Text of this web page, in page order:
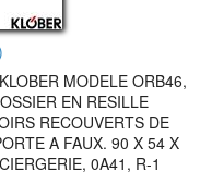
MODELE ORB46,
EN RESILLE
RECOUVERTS DE
A FAUX. 90 X 54 X
0A41, R-1